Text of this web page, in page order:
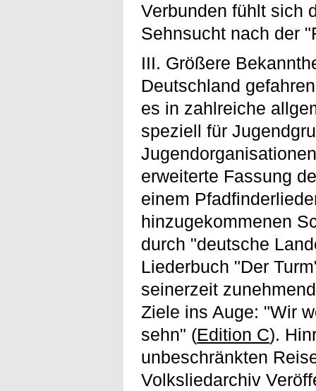
Verbunden fühlt sich
Sehnsucht nach der
III. Größere
Deutschland
es in zahlreiche
speziell für
erweiterte Fassung
einem
hinzugekommenen
durch "deutsche
Liederbuch "Der
seinerzeit
Ziele ins Auge: "Wir
sehn" (Edition C).
unbeschränkten
Volksliedarchiv